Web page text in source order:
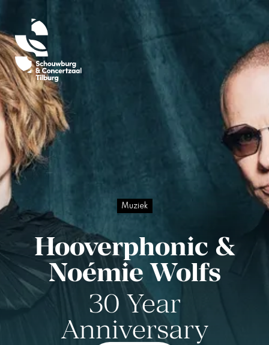
Muziek
Hooverphonic &
Noémie Wolfs
30 Year
Anniversary